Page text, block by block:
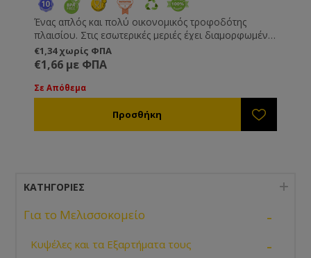
Ένας απλός και πολύ οικονομικός τροφοδότης
πλαισίου. Στις εσωτερικές μεριές έχει διαμορφωμένα
σκαλοπάτια, αλλά συνίσταται να χρησιμοποιείτε
κομμάτια ξύλου ως πλωτήρες ή ένα πλέγμα ώστε να
αποφύγετε τελείως τον πνιγμό των μελισσών . Για
να τον ξαναγεμίσετε θα πρέπει πρώτα να τινάξετε τις
μέλισσες που βρίσκονται μέσα. Με εσωτερικά νεύρα
ώστε να μην παραμορφώνεται κατά το γέμισμα.
€1,34 χωρίς ΦΠΑ
€1,66 με ΦΠΑ
Σε Απόθεμα
ΚΑΤΗΓΟΡΊΕΣ
Για το Μελισσοκομείο -
Κυψέλες και τα Εξαρτήματα τους -